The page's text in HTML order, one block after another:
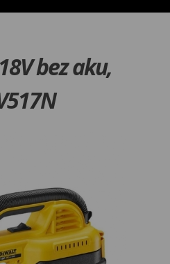
bez aku,